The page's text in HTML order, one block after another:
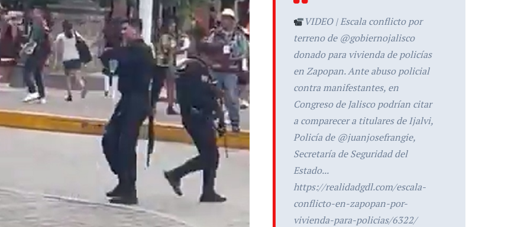
VIDEO | Escala conflicto por
terreno de @gobiernojalisco
donado para vivienda de policías
en Zapopan. Ante abuso policial
contra manifestantes, en
Congreso de Jalisco podrían citar
a comparecer a titulares de Ijalvi,
Policía de @juanjosefrangie,
Secretaría de Seguridad del
Estado...
https://realidadgdl.com/escala-
conflicto-en-zapopan-por-
vivienda-para-policias/6322/